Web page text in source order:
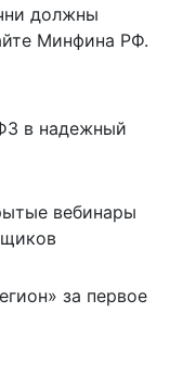
должны
Минфина РФ.
в надежный
вебинары
за первое